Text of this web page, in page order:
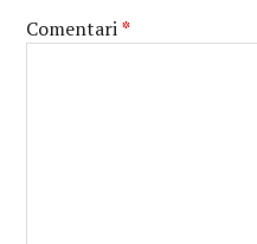
Comentari*